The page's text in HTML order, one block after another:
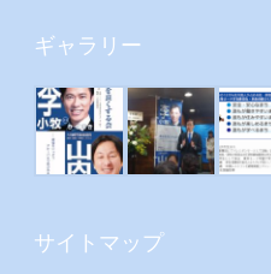
ギャラリー
サイトマップ